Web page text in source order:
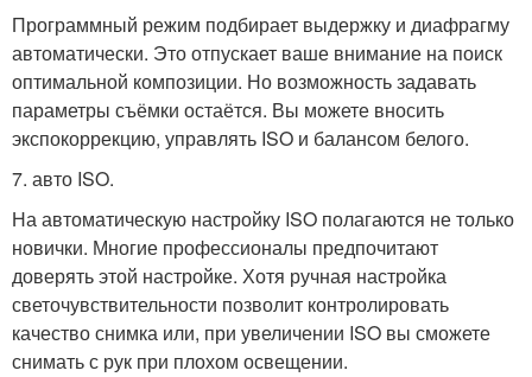
Программный режим подбирает выдержку и диафрагму
автоматически. Это отпускает ваше внимание на поиск
оптимальной композиции. Но возможность задавать
параметры съёмки остаётся. Вы можете вносить
экспокоррекцию, управлять ISO и балансом белого.
7. авто ISO.
На автоматическую настройку ISO полагаются не только
новички. Многие профессионалы предпочитают
доверять этой настройке. Хотя ручная настройка
светочувствительности позволит контролировать
качество снимка или, при увеличении ISO вы сможете
снимать с рук при плохом освещении.